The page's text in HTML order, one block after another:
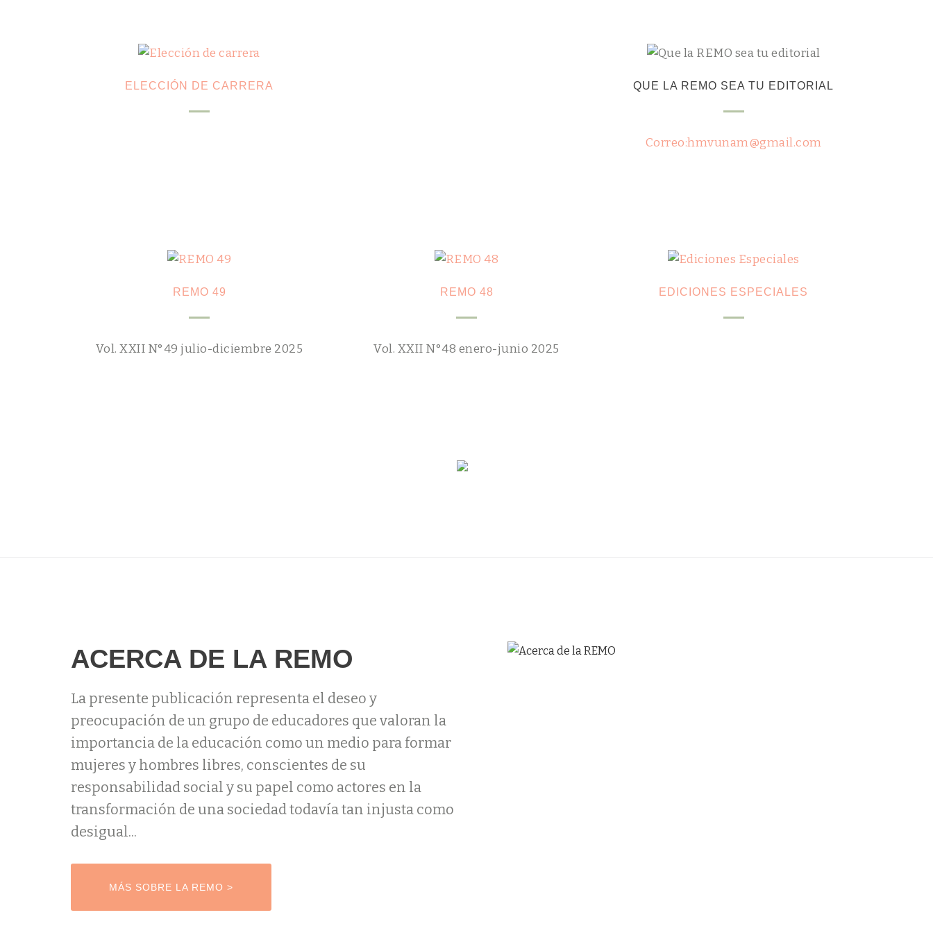
ELECCIÓN DE CARRERA QUE LA REMO SEA TU EDITORIAL
Correo:hmvunam@gmail.com
REMO 49
Vol. XXII N°49 julio-diciembre 2025
REMO 48
Vol. XXII N°48 enero-junio 2025
EDICIONES ESPECIALES
ACERCA DE LA REMO
La presente publicación representa el deseo y
preocupación de un grupo de educadores que valoran la
importancia de la educación como un medio para formar
mujeres y hombres libres, conscientes de su
responsabilidad social y su papel como actores en la
transformación de una sociedad todavía tan injusta como
desigual...
ETIQUETA DEL BOTÓN DE LA CABECERA:MÁS SOBRE LA REMO >
MÁS SOBRE LA REMO >